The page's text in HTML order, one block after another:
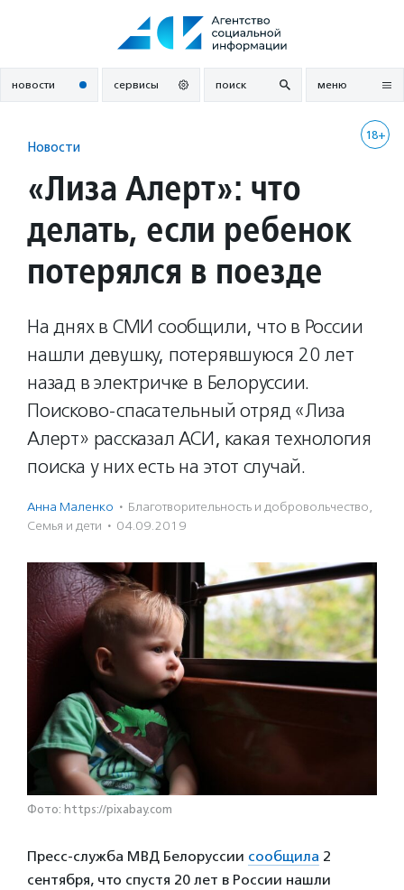
новости сервисы поиск меню
18+
Новости
«Лиза Алерт»: что
делать, если ребенок
потерялся в поезде
На днях в СМИ сообщили, что в России
нашли девушку, потерявшуюся 20 лет
назад в электричке в Белоруссии.
Поисково-спасательный отряд «Лиза
Алерт» рассказал АСИ, какая технология
поиска у них есть на этот случай.
Анна Маленко · Благотвори­тель­ность и доброволь­чест­во,
Семья и дети · 04.09.2019
Фото: https://pixabay.com
Пресс-служба МВД Белоруссии сообщила 2
сентября, что спустя 20 лет в России нашли